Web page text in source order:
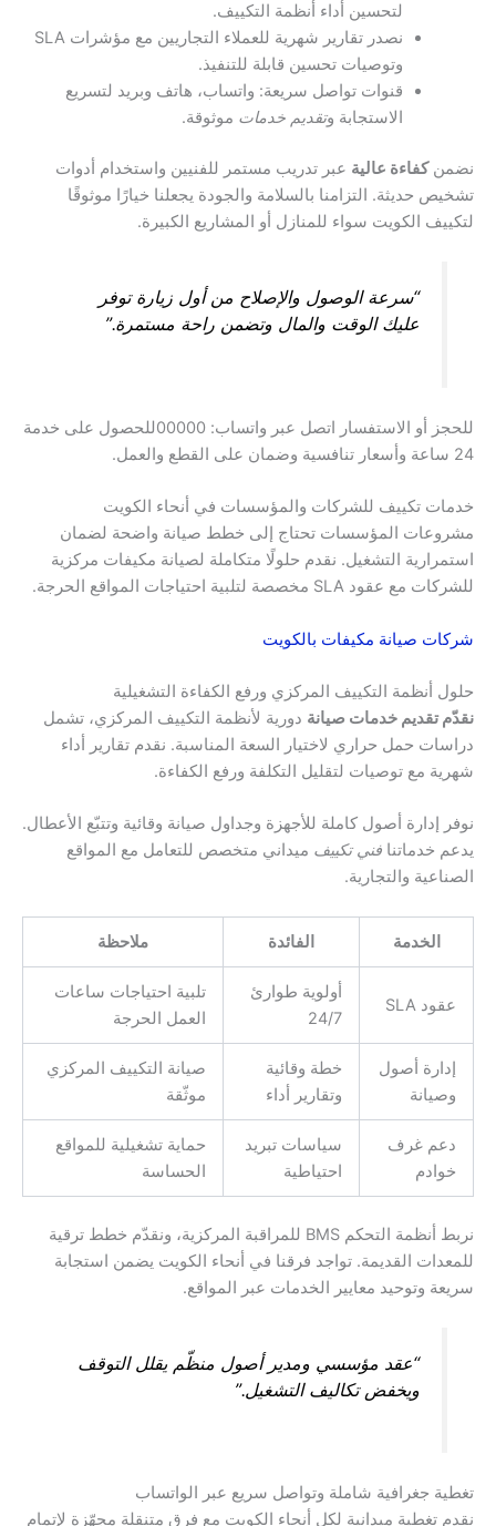
لتحسين أداء أنظمة التكييف.
نصدر تقارير شهرية للعملاء التجاريين مع مؤشرات SLA
وتوصيات تحسين قابلة للتنفيذ.
قنوات تواصل سريعة: واتساب، هاتف وبريد لتسريع
الاستجابة وتقديم خدمات موثوقة.
نضمنكفاءة عالية عبر تدريب مستمر للفنيين واستخدام أدوات
تشخيص حديثة. التزامنا بالسلامة والجودة يجعلنا خيارًا موثوقًا
لتكييف الكويت سواء للمنازل أو المشاريع الكبيرة.
“سرعة الوصول والإصلاح من أول زيارة توفر
عليك الوقت والمال وتضمن راحة مستمرة.”
للحجز أو الاستفسار اتصل عبر واتساب: 00000للحصول على خدمة
24 ساعة وأسعار تنافسية وضمان على القطع والعمل.
خدمات تكييف للشركات والمؤسسات في أنحاء الكويت
مشروعات المؤسسات تحتاج إلى خطط صيانة واضحة لضمان
استمرارية التشغيل. نقدم حلولًا متكاملة لصيانة مكيفات مركزية
للشركات مع عقود SLA مخصصة لتلبية احتياجات المواقع الحرجة.
شركات صيانة مكيفات بالكويت
حلول أنظمة التكييف المركزي ورفع الكفاءة التشغيلية
نقدّم تقديم خدمات صيانة دورية لأنظمة التكييف المركزي، تشمل
دراسات حمل حراري لاختيار السعة المناسبة. نقدم تقارير أداء
شهرية مع توصيات لتقليل التكلفة ورفع الكفاءة.
نوفر إدارة أصول كاملة للأجهزة وجداول صيانة وقائية وتتبّع الأعطال.
يدعم خدماتنا فني تكييف ميداني متخصص للتعامل مع المواقع
الصناعية والتجارية.
الخدمة الفائدة ملاحظة
عقود SLA
أولوية طوارئ
24/7
تلبية احتياجات ساعات
العمل الحرجة
إدارة أصول
وصيانة
خطة وقائية
وتقارير أداء
صيانة التكييف المركزي
موثّقة
دعم غرف
خوادم
سياسات تبريد
احتياطية
حماية تشغيلية للمواقع
الحساسة
نربط أنظمة التحكم BMS للمراقبة المركزية، ونقدّم خطط ترقية
للمعدات القديمة. تواجد فرقنا في أنحاء الكويت يضمن استجابة
سريعة وتوحيد معايير الخدمات عبر المواقع.
“عقد مؤسسي ومدير أصول منظّم يقلل التوقف
ويخفض تكاليف التشغيل.”
تغطية جغرافية شاملة وتواصل سريع عبر الواتساب
نقدم تغطية ميدانية لكل أنحاء الكويت مع فرق متنقلة مجهّزة لإتمام